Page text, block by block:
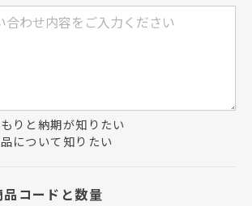
りと納期が知りたい
について知りたい
コードと数量